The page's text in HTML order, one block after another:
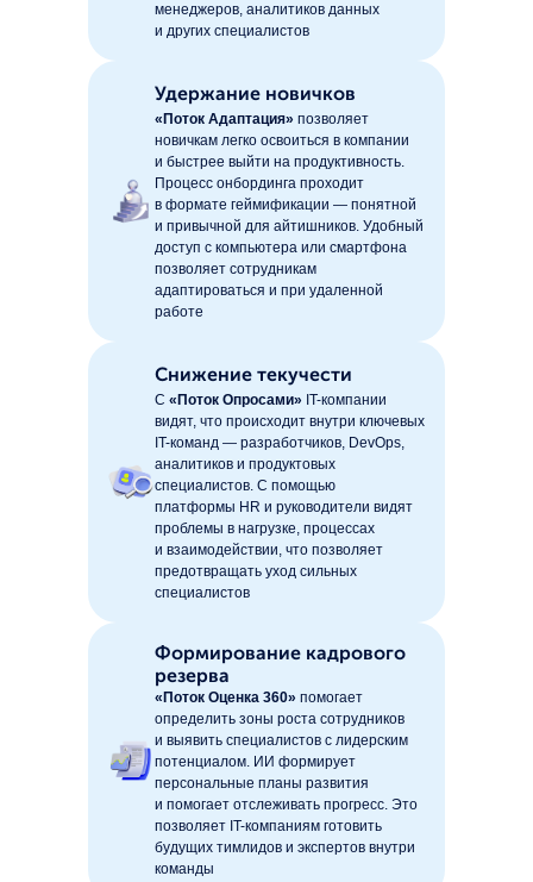
менеджеров, аналитиков данных
и других специалистов
Удержание новичков
«Поток Адаптация» позволяет
новичкам легко освоиться в компании
и быстрее выйти на продуктивность.
Процесс онбординга проходит
в формате геймификации — понятной
и привычной для айтишников. Удобный
доступ с компьютера или смартфона
позволяет сотрудникам
адаптироваться и при удаленной
работе
Снижение текучести
С «Поток Опросами» IT-компании
видят, что происходит внутри ключевых
IT-команд — разработчиков, DevOps,
аналитиков и продуктовых
специалистов. С помощью
платформы HR и руководители видят
проблемы в нагрузке, процессах
и взаимодействии, что позволяет
предотвращать уход сильных
специалистов
Формирование кадрового
резерва
«Поток Оценка 360» помогает
определить зоны роста сотрудников
и выявить специалистов с лидерским
потенциалом. ИИ формирует
персональные планы развития
и помогает отслеживать прогресс. Это
позволяет IT-компаниям готовить
будущих тимлидов и экспертов внутри
команды